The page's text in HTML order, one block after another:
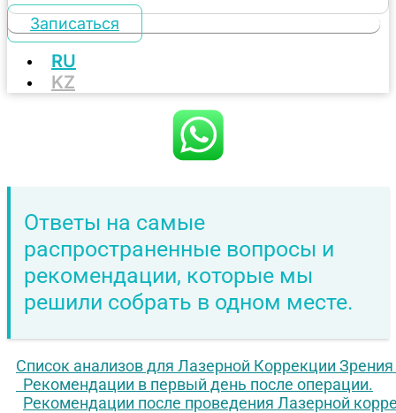
Записаться
RU
KZ
Ответы на самые
распространенные вопросы и
рекомендации, которые мы
решили собрать в одном месте.
Список анализов для Лазерной Коррекции
Рекомендации в первый день после операции.
Рекомендации после проведения Лазерной